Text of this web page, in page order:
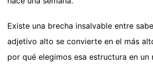
Existe una brecha insalvable entre
adjetivo alto se convierte en el más
por qué elegimos esa estructura en un